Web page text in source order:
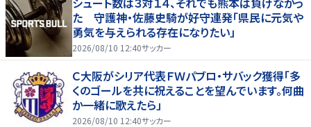
た 守護神・佐藤史騎が好守連発「県民に元気や
勇気を与えられる存在になりたい」
2026/08/10 12:40サッカー
Ｃ大阪がシリア代表ＦＷパブロ・サバック獲得「多
くのゴールを共に祝えることを望んでいます。何曲
か一緒に歌えたら」
2026/08/10 12:40サッカー